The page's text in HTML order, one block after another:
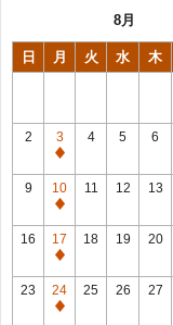
8月
日 月 火 水 木
2
3
休
館
日
4 5 6
9
10
休
館
日
11 12 13
16
17
休
館
日
18 19 20
23
24
休
25 26 27